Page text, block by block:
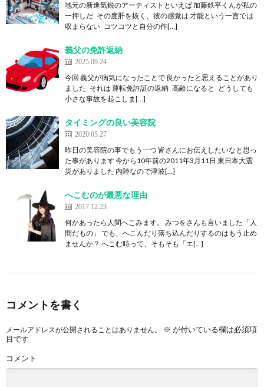
地元の新進気鋭のアーティストといえば 加藤鉄平くんが私の
一押しだ その度肝を抜く、彼の感覚は 才能という一言では
収まらない コツコツと自分の作[…]
義父の免許返納
2025.09.24
今回 義父が病気になったことで 良かったと思えることがあり
ました それは 運転免許証の返納 高齢になると どうしても
小さな事故を起こしま[…]
タイミングの良い美容院
2020.05.27
昨日の美容院の事でもう一つ 皆さんにお伝えしたいなと思っ
た事があります 今から10年前の2011年3月11日 東日本大震
災がありました 内陸なので津波[…]
へこむのが最悪な理由
2017.12.23
何かあったら人間へこみます。 みつをさんも言いました「人
間だもの」 でも、へこんだり落ち込んだりするのはもう止め
ませんか？ へこむ時って、そもそも「エ[…]
コメントを書く
メールアドレスが公開されることはありません。 ※ が付いている欄は必須項
目です
コメント